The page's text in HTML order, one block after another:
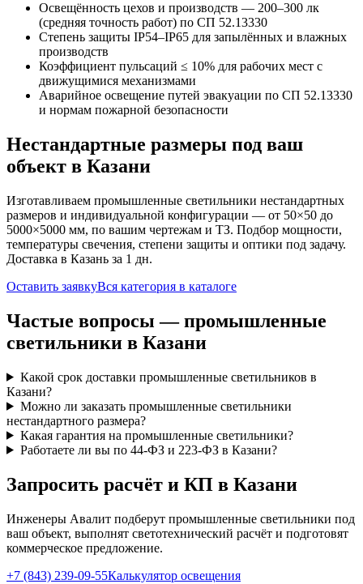
Освещённость цехов и производств — 200–300 лк
(средняя точность работ) по СП 52.13330
Степень защиты IP54–IP65 для запылённых и влажных
производств
Коэффициент пульсаций ≤ 10% для рабочих мест с
движущимися механизмами
Аварийное освещение путей эвакуации по СП 52.13330
и нормам пожарной безопасности
Нестандартные размеры под ваш
объект в Казани
Изготавливаем промышленные светильники нестандартных
размеров и индивидуальной конфигурации — от 50×50 до
5000×5000 мм, по вашим чертежам и ТЗ. Подбор мощности,
температуры свечения, степени защиты и оптики под задачу.
Доставка в Казань за 1 дн.
Оставить заявкуВся категория в каталоге
Частые вопросы —промышленные
светильники в Казани
Какой срок доставки промышленные светильников в
Казани?
Можно ли заказать промышленные светильники
нестандартного размера?
Какая гарантия на промышленные светильники?
Работаете ли вы по 44-ФЗ и 223-ФЗ в Казани?
Запросить расчёт и КП в Казани
Инженеры Авалит подберут промышленные светильники под
ваш объект, выполнят светотехнический расчёт и подготовят
коммерческое предложение.
+7 (843) 239-09-55Калькулятор освещения